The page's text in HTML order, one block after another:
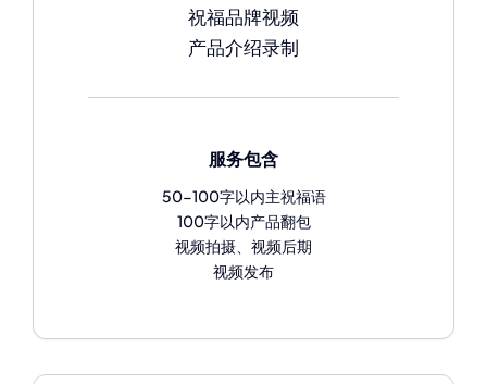
祝福品牌视频
产品介绍录制
服务包含
50-100字以内主祝福语
100字以内产品翻包
视频拍摄、视频后期
视频发布